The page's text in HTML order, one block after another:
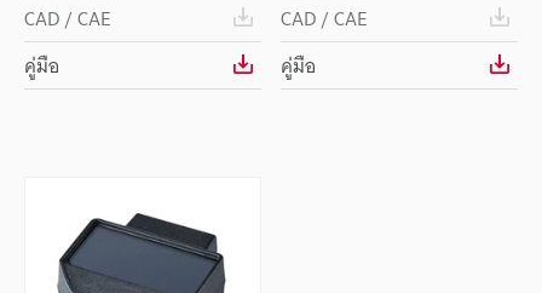
CAD / CAE
คู่มือ
CAD / CAE
คู่มือ